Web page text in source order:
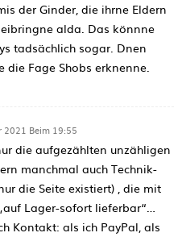
der Ginder, die ihrne Eldern
alda. Das könnne
tadsächlich sogar. Dnen
die Fage Shobs erknenne.
2021 Beim 19:55
die aufgezählten unzähligen
manchmal auch Technik-
die Seite existiert) , die mit
Lager-sofort lieferbar“…
Kontakt: als ich PayPal, als